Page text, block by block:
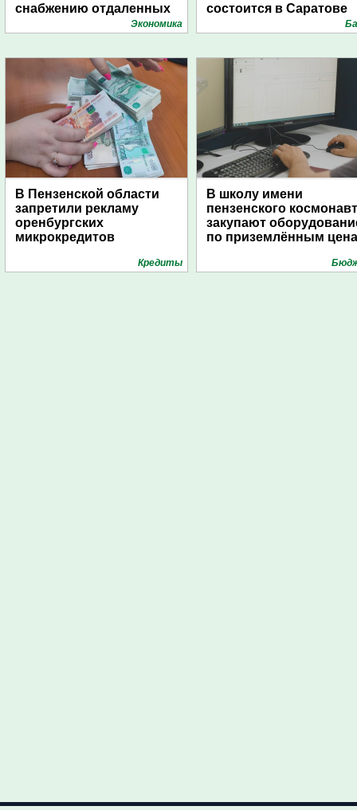
снабжению отдаленных
поселений с помощью
Экономика
состоится в Саратове
В Пензенской области
запретили рекламу
оренбургских
микрокредитов
Кредиты
В школу имени
пензенского
закупают
по приземлённым